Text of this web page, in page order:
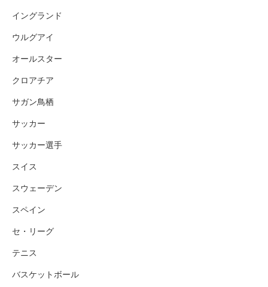
イングランド
ウルグアイ
オールスター
クロアチア
サガン鳥栖
サッカー
サッカー選手
スイス
スウェーデン
スペイン
セ・リーグ
テニス
バスケットボール